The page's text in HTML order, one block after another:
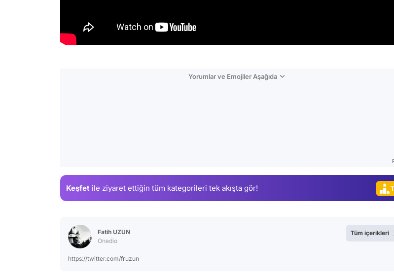
Yorumlar ve Emojiler Aşağıda
Keşfet ile ziyaret ettiğin tüm kategorileri tek akışta gör!
Fatih UZUN
Onedio
https://twitter.com/fruzun
Tüm içerikleri